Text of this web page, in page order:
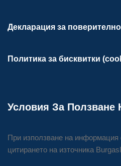
Декларация за
Политика за бисквитки
Условия За Ползване
При използване на информация
цитирането на източника